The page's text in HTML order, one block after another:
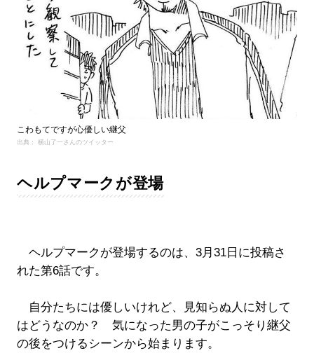
こわもてですが心優しい継父
出典： 横山了一さんのツイッター
ヘルプマークが登場
ヘルプマークが登場するのは、3月31日に投稿さ
れた第6話です。
自分たちには優しいけれど、見知らぬ人に対して
はどうなのか？ 気になった男の子がこっそり継父
の後をつけるシーンから始まります。